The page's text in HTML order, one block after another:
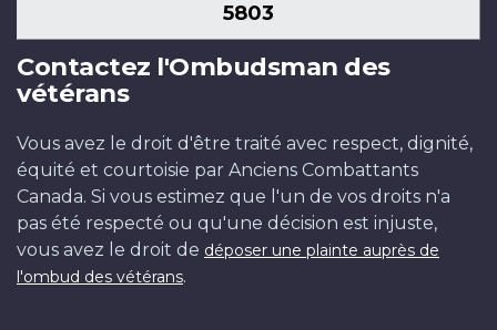
5803
Contactez l'Ombudsman des
vétérans
Vous avez le droit d'être traité avec respect, dignité,
équité et courtoisie par Anciens Combattants
Canada. Si vous estimez que l'un de vos droits n'a
pas été respecté ou qu'une décision est injuste,
vous avez le droit de déposer une plainte auprès de
l'ombud des vétérans.